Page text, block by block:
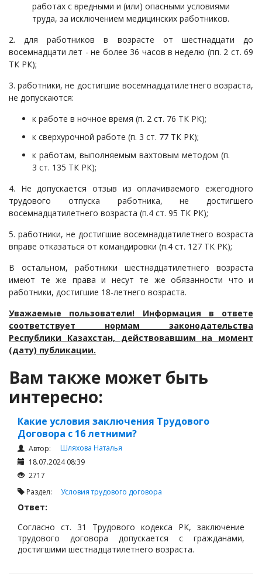
работах с вредными и (или) опасными условиями
труда, за исключением медицинских работников.
2. для работников в возрасте от шестнадцати до
восемнадцати лет - не более 36 часов в неделю (пп. 2 ст. 69
ТК РК);
3. работники, не достигшие восемнадцатилетнего возраста,
не допускаются:
к работе в ночное время (п. 2 ст. 76 ТК РК);
к сверхурочной работе (п. 3 ст. 77 ТК РК);
к работам, выполняемым вахтовым методом (п.
3 ст. 135 ТК РК);
4. Не допускается отзыв из оплачиваемого ежегодного
трудового отпуска работника, не достигшего
восемнадцатилетнего возраста (п.4 ст. 95 ТК РК);
5. работники, не достигшие восемнадцатилетнего возраста
вправе отказаться от командировки (п.4 ст. 127 ТК РК);
В остальном, работники шестнадцатилетнего возраста
имеют те же права и несут те же обязанности что и
работники, достигшие 18-летнего возраста.
Уважаемые пользователи! Информация в ответе
соответствует нормам законодательства
Республики Казахстан, действовавшим на момент
(дату) публикации.
Вам также может быть
интересно:
Какие условия заключения Трудового
Договора с 16 летними?
Автор:
Шляхова Наталья
18.07.2024 08:39
2717
Раздел: Условия трудового договора
Ответ:
Согласно ст. 31 Трудового кодекса РК, заключение
трудового договора допускается с гражданами,
достигшими шестнадцатилетнего возраста.